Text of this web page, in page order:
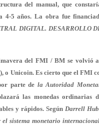
del manual, que
4-5 años. La obra fue
DIGITAL. DESARROLLO
del FMI / BM se volvió
Unicoin. Es cierto que el FMI
parte de la Autoridad
las monedas ordinarias
y rápidos. Según Darrell
sistema monetario